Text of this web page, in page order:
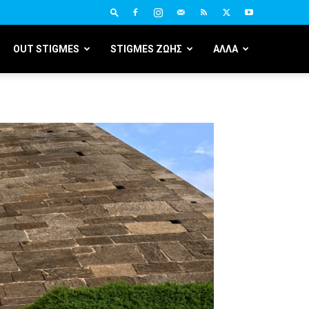
OUT STIGMES STIGMES ΖΩΗΣ ΑΛΛΑ